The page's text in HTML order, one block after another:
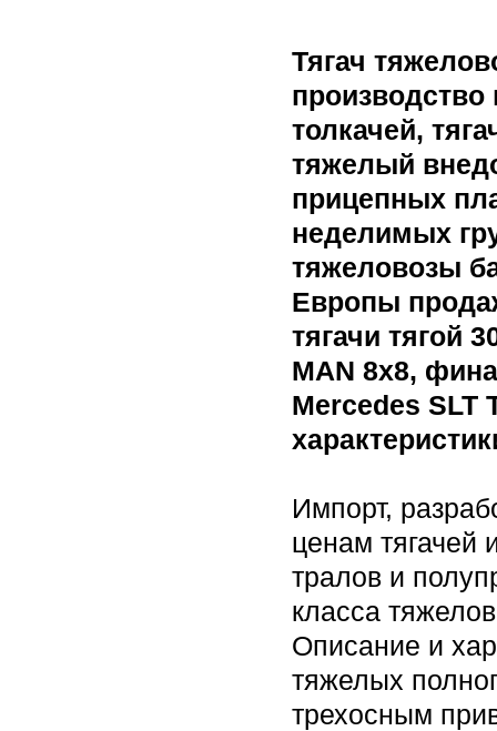
Тягач
производство
толкачей,
тяжелый
прицепных
неделимых
тяжеловозы
Европы
тягачи тягой
MAN 8x8,
Mercedes SLT
Импорт,
ценам тягачей
тралов и
класса
Описание и
тяжелых
трехосным